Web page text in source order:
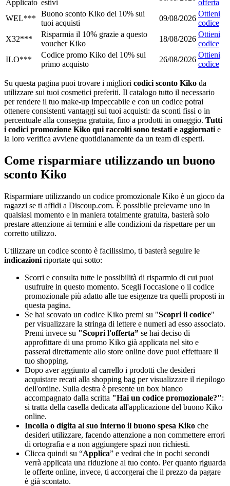
Applicato estivi
offerta
WEL***
Buono sconto Kiko del 10% sui
tuoi acquisti
09/08/2026
Ottieni
codice
X32***
Risparmia il 10% grazie a questo
voucher Kiko
18/08/2026
Ottieni
codice
ILO***
Codice promo Kiko del 10% sul
primo acquisto
26/08/2026
Ottieni
codice
Su questa pagina puoi trovare i migliori codici sconto Kiko da
utilizzare sui tuoi cosmetici preferiti. Il catalogo tutto il necessario
per rendere il tuo make-up impeccabile e con un codice potrai
ottenere consistenti vantaggi sui tuoi acquisti: da sconti fissi o in
percentuale alla consegna gratuita, fino a prodotti in omaggio. Tutti
i codici promozione Kiko qui raccolti sono testati e aggiornati e
la loro verifica avviene quotidianamente da un team di esperti.
Come risparmiare utilizzando un buono
sconto Kiko
Risparmiare utilizzando un codice promozionale Kiko è un gioco da
ragazzi se ti affidi a Discoup.com. È possibile prelevarne uno in
qualsiasi momento e in maniera totalmente gratuita, basterà solo
prestare attenzione ai termini e alle condizioni da rispettare per un
corretto utilizzo.
Utilizzare un codice sconto è facilissimo, ti basterà seguire le
indicazioni riportate qui sotto:
Scorri e consulta tutte le possibilità di risparmio di cui puoi
usufruire in questo momento. Scegli l'occasione o il codice
promozionale più adatto alle tue esigenze tra quelli proposti in
questa pagina.
Se hai scovato un codice Kiko premi su "Scopri il codice"
per visualizzare la stringa di lettere e numeri ad esso associato.
Premi invece su "Scopri l'offerta” se hai deciso di
approfittare di una promo Kiko già applicata nel sito e
passerai direttamente allo store online dove puoi effettuare il
tuo shopping.
Dopo aver aggiunto al carrello i prodotti che desideri
acquistare recati alla shopping bag per visualizzare il riepilogo
dell'ordine. Sulla destra è presente un box bianco
accompagnato dalla scritta "Hai un codice promozionale?":
si tratta della casella dedicata all'applicazione del buono Kiko
online.
Incolla o digita al suo interno il buono spesa Kiko che
desideri utilizzare, facendo attenzione a non commettere errori
di ortografia e a non aggiungere spazi non richiesti.
Clicca quindi su “Applica” e vedrai che in pochi secondi
verrà applicata una riduzione al tuo conto. Per quanto riguarda
le offerte online, invece, ti accorgerai che il prezzo da pagare
è già scontato.